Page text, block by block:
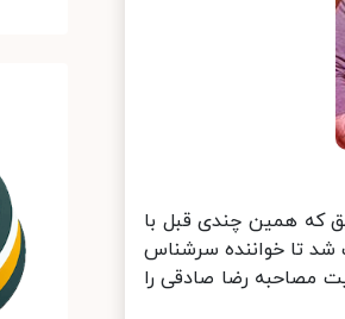
که همین چندی قبل با
تا خواننده سرشناس
رضا صادقی را